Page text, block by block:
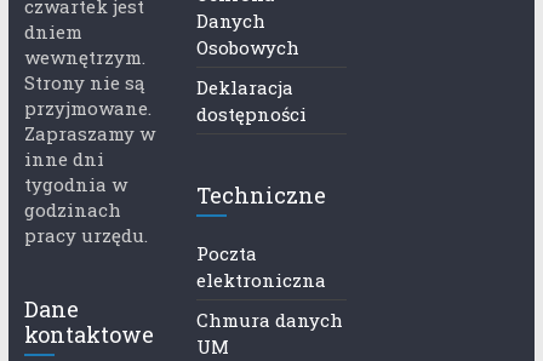
czwartek jest
dniem
wewnętrzym.
Strony nie są
przyjmowane.
Zapraszamy w
inne dni
tygodnia w
godzinach
pracy urzędu.
Dane
kontaktowe
Danych
Osobowych
Deklaracja
dostępności
Techniczne
Poczta
elektroniczna
Chmura danych
UM